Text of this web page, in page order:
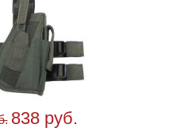
838 руб.